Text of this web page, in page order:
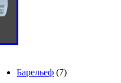
Барельеф (7)